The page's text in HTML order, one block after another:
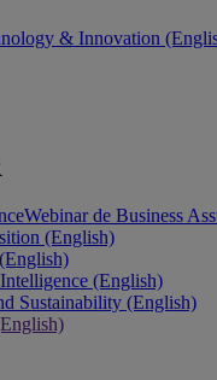
& Innovation
Webinar de Business
(English)
(English)
Sustainability (English)